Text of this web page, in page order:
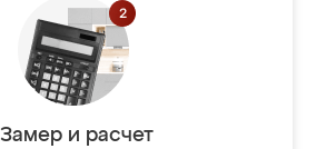
Замер и расчет